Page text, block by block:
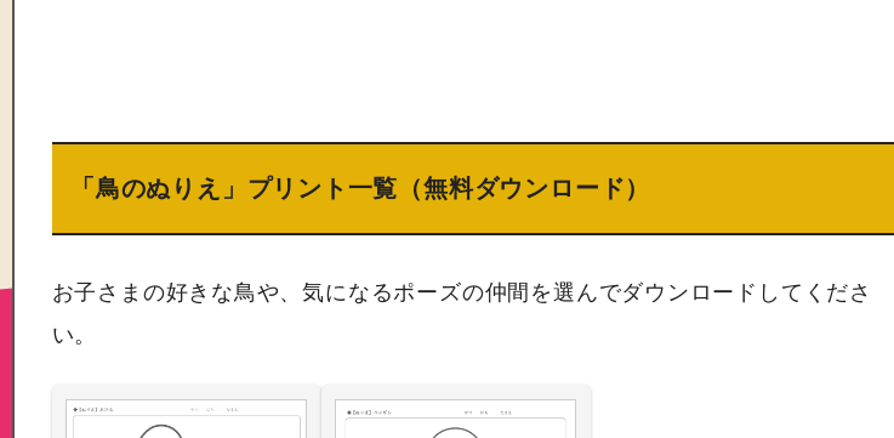
「鳥のぬりえ」プリント一覧（無料ダウンロード）
お子さまの好きな鳥や、気になるポーズの仲間を選んでダウンロードしてくださ
い。